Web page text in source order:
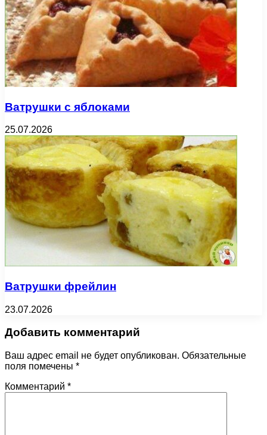
Ватрушки с яблоками
25.07.2026
Ватрушки фрейлин
23.07.2026
Добавить комментарий
Ваш адрес email не будет опубликован. Обязательные
поля помечены *
Комментарий *